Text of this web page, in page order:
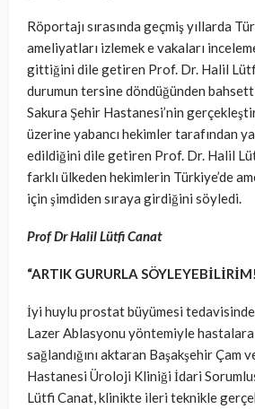
Röportajı sırasında geçmiş yıllarda
ameliyatları izlemek e vakaları
gittiğini dile getiren Prof. Dr. Halil
durumun tersine döndüğünden
Sakura Şehir Hastanesi’nin
üzerine yabancı hekimler tarafından
edildiğini dile getiren Prof. Dr. Halil
farklı ülkeden hekimlerin Türkiye’de
için şimdiden sıraya girdiğini söyledi.
Prof Dr Halil Lütfi Canat
“ARTIK GURURLA
İyi huylu prostat büyümesi
Lazer Ablasyonu yöntemiyle
sağlandığını aktaran Başakşehir Çam
Hastanesi Üroloji Kliniği İdari
Lütfi Canat, klinikte ileri teknikle